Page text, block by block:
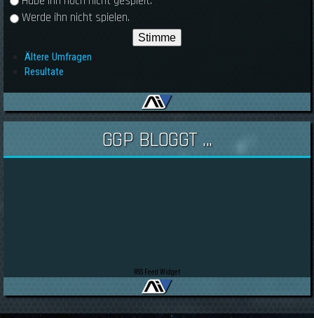
Werde ihn nicht spielen.
Ältere Umfragen
Resultate
GGP BLOGGT ...
RSS Feed Widget